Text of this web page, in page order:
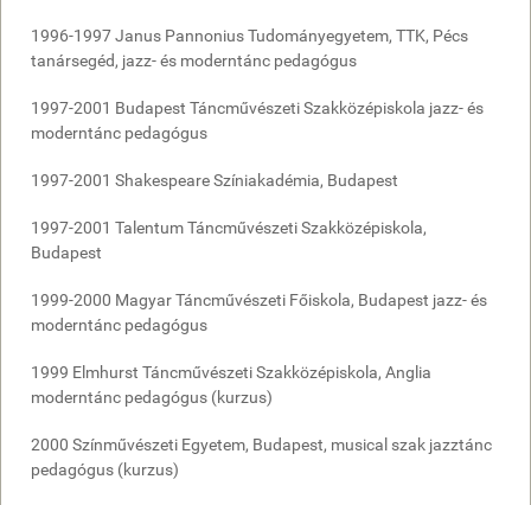
1996-1997 Janus Pannonius Tudományegyetem, TTK, Pécs
tanársegéd, jazz- és moderntánc pedagógus
1997-2001 Budapest Táncművészeti Szakközépiskola jazz- és
moderntánc pedagógus
1997-2001 Shakespeare Színiakadémia, Budapest
1997-2001 Talentum Táncművészeti Szakközépiskola,
Budapest
1999-2000 Magyar Táncművészeti Főiskola, Budapest jazz- és
moderntánc pedagógus
1999 Elmhurst Táncművészeti Szakközépiskola, Anglia
moderntánc pedagógus (kurzus)
2000 Színművészeti Egyetem, Budapest, musical szak jazztánc
pedagógus (kurzus)